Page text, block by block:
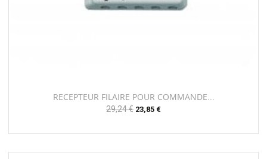
RECEPTEUR FILAIRE POUR COMMANDE...
Prix
29,24 € Prix
23,85 €